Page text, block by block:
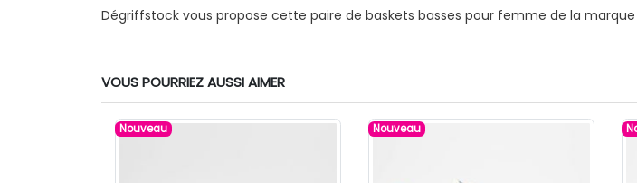
Dégriffstock vous propose cette paire de baskets basses pour femme de la marque
VOUS POURRIEZ AUSSI AIMER
Nouveau Nouveau